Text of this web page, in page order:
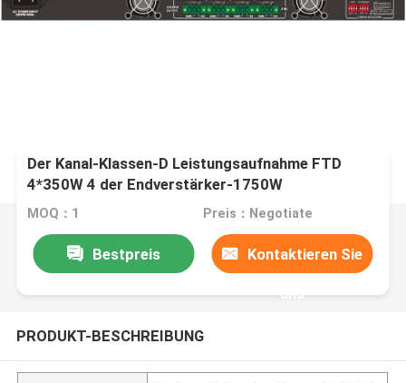
Der Kanal-Klassen-D Leistungsaufnahme FTD
4*350W 4 der Endverstärker-1750W
MOQ：1 Preis：Negotiate
Bestpreis Kontaktieren Sie
uns
PRODUKT-BESCHREIBUNG